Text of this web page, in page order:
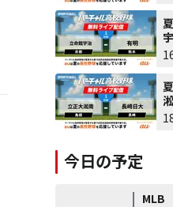
今日の予定
MLB